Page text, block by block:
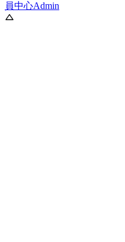
員中心Admin